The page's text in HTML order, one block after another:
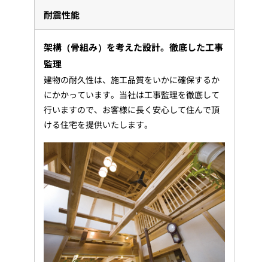
耐震性能
架構（骨組み）を考えた設計。徹底した工事
監理
建物の耐久性は、施工品質をいかに確保するか
にかかっています。当社は工事監理を徹底して
行いますので、お客様に長く安心して住んで頂
ける住宅を提供いたします。